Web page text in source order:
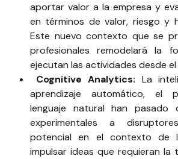
aportar valor a la empresa y
en términos de valor, riesgo y
Este nuevo contexto que se
profesionales remodelará la
ejecutan las actividades desde
Cognitive Analytics: La
aprendizaje automático, el
lenguaje natural han pasado
experimentales a
potencial en el contexto de
impulsar ideas que requieran la